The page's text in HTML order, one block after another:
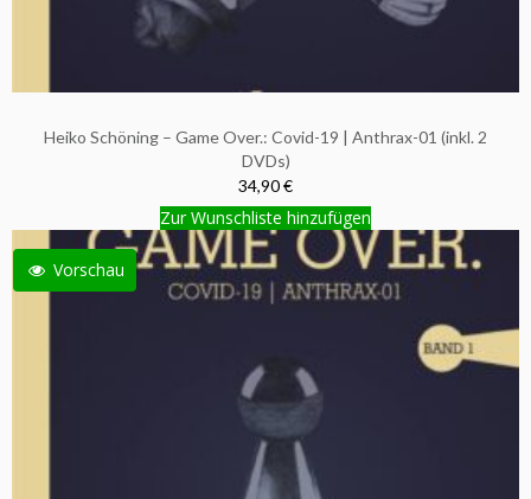
Heiko Schöning – Game Over.: Covid-19 | Anthrax-01 (inkl. 2
DVDs)
34,90 €
Zur Wunschliste hinzufügen
Vorschau